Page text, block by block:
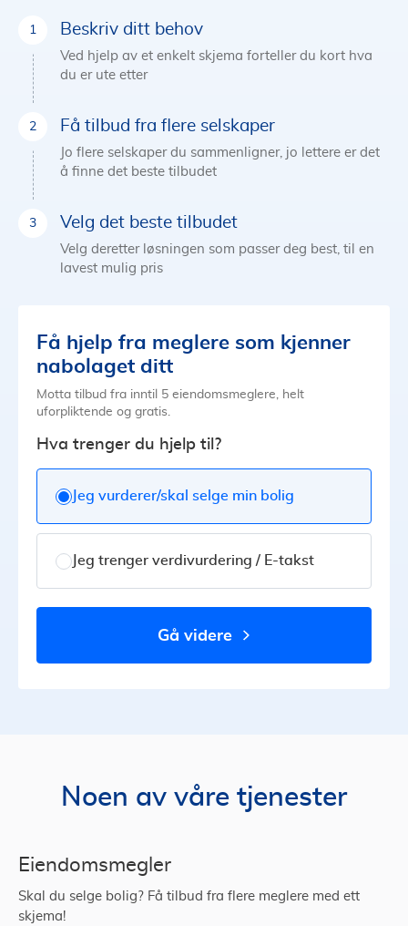
Beskriv ditt behov
Ved hjelp av et enkelt skjema forteller du kort hva
du er ute etter
Få tilbud fra flere selskaper
Jo flere selskaper du sammenligner, jo lettere er det
å finne det beste tilbudet
Velg det beste tilbudet
Velg deretter løsningen som passer deg best, til en
lavest mulig pris
Få hjelp fra meglere som kjenner
nabolaget ditt
Motta tilbud fra inntil 5 eiendomsmeglere, helt
uforpliktende og gratis.
Hva trenger du hjelp til?
Jeg vurderer/skal selge min bolig
Jeg trenger verdivurdering / E-takst
gå videre
Noen av våre tjenester
Eiendomsmegler
Skal du selge bolig? Få tilbud fra flere meglere med ett
skjema!